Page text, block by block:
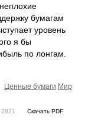
бумагам
уровень
я бы
по лонгам.
Ценные бумаги Мир
2821 Скачать PDF